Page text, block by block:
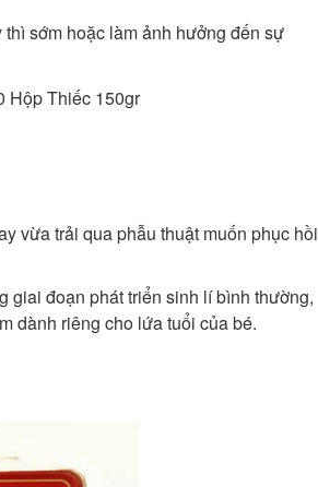
sớm hoặc làm ảnh hưởng đến sự
vừa trải qua phẫu thuật muốn phục hồi
giai đoạn phát triển sinh lí bình thường,
dành riêng cho lứa tuổi của bé.